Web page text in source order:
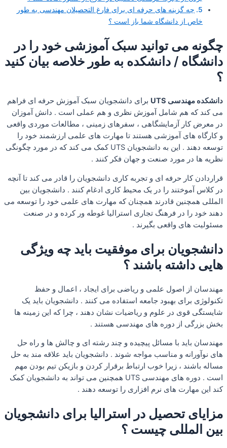
چه گزینه های حرفه ای برای فارغ التحصیلان مهندسی به طور
خاص از دانشگاه شما باز است ؟
چگونه می توانید سبک آموزشی خود را در
دانشگاه / دانشکده به طور خلاصه بیان کنید
؟
دانشکده مهندسی UTS
برای دانشجویان سبک آموزش حرفه ای فراهم
می کند که هم شامل آموزش نظری و هم عملی است . دانش آموزان
در معرض کار آزمایشگاهی ، سفرهای زمینی ، مطالعات موردی واقعی
و کارگاه های آموزشی هستند تا مهارت های علمی ارزشمند خود را
توسعه دهند . این به دانشجویان UTS کمک می کند که در مورد چگونگی
نظریه ها در مورد صنعت و جهان فکر کنند .
قراردادن کار حرفه ای و تجربه کاری دانشجویان را قادر می کند تا آنچه
در کلاس آموختند را در یک محیط کاری ادغام کنند . دانشجویان بین
المللی همچنین قادرند همچنان که مهارت های علمی خود را توسعه می
دهند خود را در فرهنگ تجاری استرالیا غوطه ور کرده و در صنعت
مسئولیت های واقعی بگیرند .
دانشجویان برای موفقیت باید چه ویژگی
هایی داشته باشند ؟
مهندسان از اصول علمی و ریاضی برای ایجاد ، اعمال و حفظ
تکنولوژی برای بهبود جامعه استفاده می کنند . دانشجویان باید یک
شایستگی قوی در علوم و ریاضیات نشان دهند ، چرا که این زمینه ها
بخش بزرگی از دوره های مهندسی هستند .
مهندسان باید با مسائل پیچیده و چند رشته ای و چالش ها و راه حل
های نوآورانه و مناسب مواجه شوند . دانشجویان باید علاقه مند به حل
مساله باشند ، زیرا خوب ارتباط برقرار کردن و بازیکن تیم بودن مهم
است . دوره های مهندسی UTS همچنین می تواند به دانشجویان کمک
کند این مهارت های نرم افزاری را توسعه دهند .
مزایای تحصیل در استرالیا برای دانشجویان
بین المللی چیست ؟